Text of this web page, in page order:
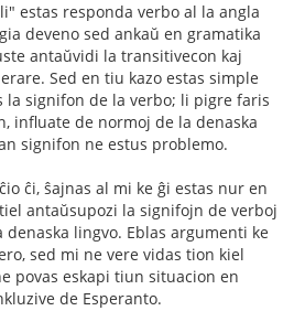
estas responda verbo al la angla
deveno sed ankaŭ en gramatika
antaŭvidi la transitivecon kaj
Sed en tiu kazo estas simple
signifon de la verbo; li pigre faris
influate de normoj de la denaska
signifon ne estus problemo.
ĉi, ŝajnas al mi ke ĝi estas nur en
antaŭsupozi la signifojn de verboj
lingvo. Eblas argumenti ke
sed mi ne vere vidas tion kiel
povas eskapi tiun situacion en
de Esperanto.